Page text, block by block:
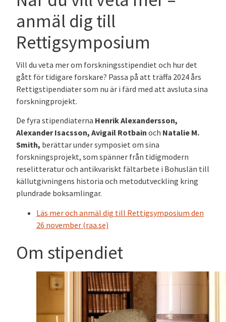
anmäl dig till
Rettigsymposium
Vill du veta mer om forskningsstipendiet och hur det
gått för tidigare forskare? Passa på att träffa 2024 års
Rettigstipendiater som nu är i färd med att avsluta sina
forskningprojekt.
De fyra stipendiaterna Henrik Alexandersson,
Alexander Isacsson, Avigail Rotbain och Natalie M.
Smith, berättar under symposiet om sina
forskningsprojekt, som spänner från tidigmodern
reselitteratur och antikvariskt fältarbete i Bohuslän till
källutgivningens historia och metodutveckling kring
plundrade boksamlingar.
Läs mer och anmäl dig till Rettigsymposium den
26 november (raa.se)
Om stipendiet